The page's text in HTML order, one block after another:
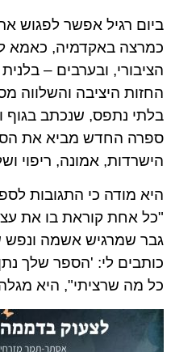
ביום רגיל אפשר לפגוש
כמרצה באקדמיה, כאמא
הציבורי, ובערבים –
החזות היציבה והשלווה
בלתי נתפס, שנכתב בגוף
ספרה החדש מביא את
הישרדות, אמונה, ריפוי
היא מודה כי התגובות
"כל אחת קוראת בו את
גבר שמרגיש אשמה ונפש
כותבים לי: 'הספר שלך
כל מה שרציתי", היא